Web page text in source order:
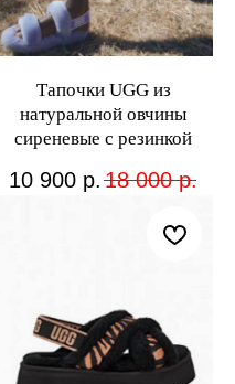
Тапочки UGG из
натуральной овчины
сиреневые с резинкой
10 900 р. 18 000 р.